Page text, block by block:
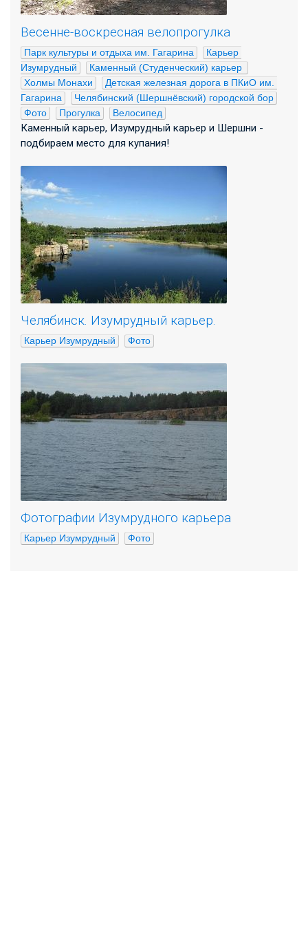
Весенне-воскресная велопрогулка
Парк культуры и отдыха им. Гагарина
Карьер
Изумрудный
Каменный (Студенческий) карьер
Холмы Монахи
Детская железная дорога в ПКиО им.
Гагарина
Челябинский (Шершнёвский) городской бор
Фото
Прогулка Велосипед
Каменный карьер, Изумрудный карьер и Шершни -
подбираем место для купания!
Челябинск. Изумрудный карьер.
Карьер Изумрудный Фото
Фотографии Изумрудного карьера
Карьер Изумрудный Фото